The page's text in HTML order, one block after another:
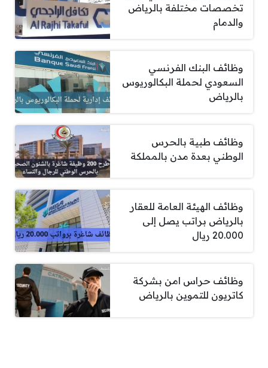
تخصصات مختلفة بالرياض
والدمام
وظائف البنك الفرنسي
السعودي لحملة البكالوريوس
بالرياض
وظائف طبية بالحرس
الوطني بعدة مدن بالمملكة
وظائف الهيئة العامة للعقار
بالرياض براتب يصل إلى
20.000 ريال
وظائف حراس امن بشركة
كاتريون للتموين بالرياض